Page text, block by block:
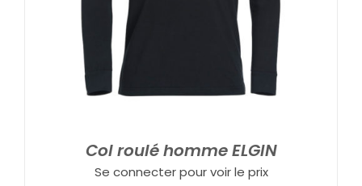
Col roulé homme ELGIN
Se connecter pour voir le prix